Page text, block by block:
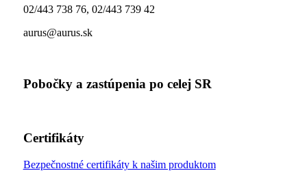
02/443 738 76, 02/443 739 42
aurus@aurus.sk
Pobočky a zastúpenia po celej SR
Certifikáty
Bezpečnostné certifikáty k našim produktom